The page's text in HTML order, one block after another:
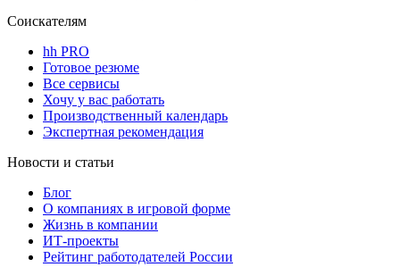
Соискателям
hh PRO
Готовое резюме
Все сервисы
Хочу у вас работать
Производственный календарь
Экспертная рекомендация
Новости и статьи
Блог
О компаниях в игровой форме
Жизнь в компании
ИТ-проекты
Рейтинг работодателей России